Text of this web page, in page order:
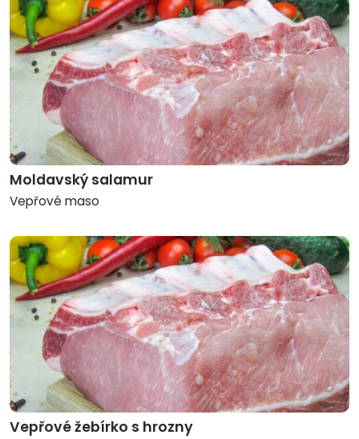
Moldavský salamur
Vepřové maso
Vepřové žebírko s hrozny